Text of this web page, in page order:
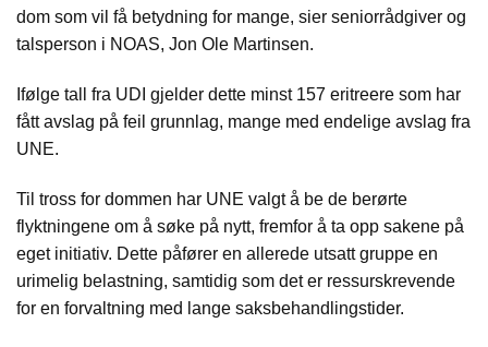
dom som vil få betydning for mange, sier seniorrådgiver og
talsperson i NOAS, Jon Ole Martinsen.
Ifølge tall fra UDI gjelder dette minst 157 eritreere som har
fått avslag på feil grunnlag, mange med endelige avslag fra
UNE.
Til tross for dommen har UNE valgt å be de berørte
flyktningene om å søke på nytt, fremfor å ta opp sakene på
eget initiativ. Dette påfører en allerede utsatt gruppe en
urimelig belastning, samtidig som det er ressurskrevende
for en forvaltning med lange saksbehandlingstider.